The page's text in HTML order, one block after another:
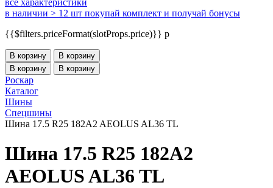
все характеристики
в наличии > 12 шт покупай комплект и получай бонусы
{{$filters.priceFormat(slotProps.price)}} p
В корзину
В корзину
В корзину
В корзину
Роскар
Каталог
Шины
Спецшины
Шина 17.5 R25 182A2 AEOLUS AL36 TL
Шина 17.5 R25 182A2
AEOLUS AL36 TL